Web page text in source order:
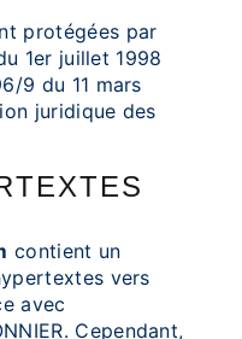
protégées par
1er juillet 1998
9 du 11 mars
juridique des
contient un
vers
avec
Cependant,